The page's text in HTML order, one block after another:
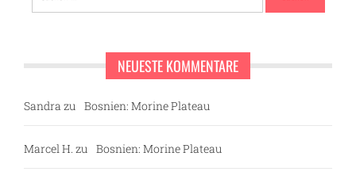
nach:
NEUESTE KOMMENTARE
Sandra zu Bosnien: Morine Plateau
Marcel H. zu Bosnien: Morine Plateau